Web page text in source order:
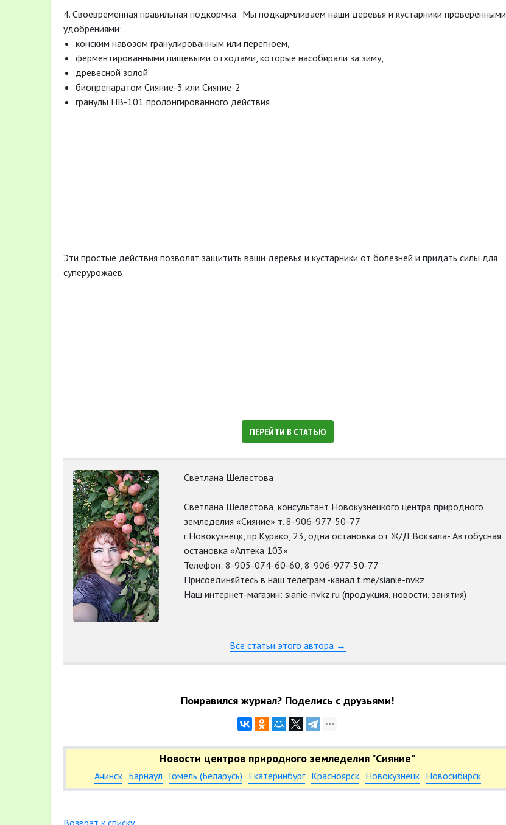
4. Своевременная правильная подкормка. Мы подкармливаем наши деревья и кустарники проверенными
удобрениями:
конским навозом гранулированным или перегноем,
ферментированными пищевыми отходами, которые насобирали за зиму,
древесной золой
биопрепаратом Сияние-3 или Сияние-2
гранулы НВ-101 пролонгированного действия
Эти простые действия позволят защитить ваши деревья и кустарники от болезней и придать силы для
суперурожаев
ПЕРЕЙТИ В СТАТЬЮ
Светлана Шелестова
Светлана Шелестова, консультант Новокузнецкого центра природного
земледелия «Сияние» т. 8-906-977-50-77
г.Новокузнецк, пр.Курако, 23, одна остановка от Ж/Д Вокзала- Автобусная
остановка «Аптека 103»
Телефон: 8-905-074-60-60, 8-906-977-50-77
Присоединяйтесь в наш телеграм -канал t.me/sianie-nvkz
Наш интернет-магазин: sianie-nvkz.ru (продукция, новости, занятия)
Все статьи этого автора →
Понравился журнал? Поделись с друзьями!
Новости центров природного земледелия "Сияние"
Ачинск Барнаул Гомель (Беларусь) Екатеринбург Красноярск Новокузнецк Новосибирск
Возврат к списку